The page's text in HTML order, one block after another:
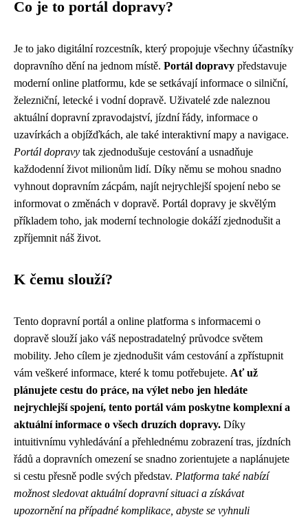
Co je to portál dopravy?
Je to jako digitální rozcestník, který propojuje všechny účastníky
dopravního dění na jednom místě. Portál dopravy představuje
moderní online platformu, kde se setkávají informace o silniční,
železniční, letecké i vodní dopravě. Uživatelé zde naleznou
aktuální dopravní zpravodajství, jízdní řády, informace o
uzavírkách a objížďkách, ale také interaktivní mapy a navigace.
Portál dopravy tak zjednodušuje cestování a usnadňuje
každodenní život milionům lidí. Díky němu se mohou snadno
vyhnout dopravním zácpám, najít nejrychlejší spojení nebo se
informovat o změnách v dopravě. Portál dopravy je skvělým
příkladem toho, jak moderní technologie dokáží zjednodušit a
zpříjemnit náš život.
K čemu slouží?
Tento dopravní portál a online platforma s informacemi o
dopravě slouží jako váš nepostradatelný průvodce světem
mobility. Jeho cílem je zjednodušit vám cestování a zpřístupnit
vám veškeré informace, které k tomu potřebujete. Ať už
plánujete cestu do práce, na výlet nebo jen hledáte
nejrychlejší spojení, tento portál vám poskytne komplexní a
aktuální informace o všech druzích dopravy. Díky
intuitivnímu vyhledávání a přehlednému zobrazení tras, jízdních
řádů a dopravních omezení se snadno zorientujete a naplánujete
si cestu přesně podle svých představ. Platforma také nabízí
možnost sledovat aktuální dopravní situaci a získávat
upozornění na případné komplikace, abyste se vyhnuli